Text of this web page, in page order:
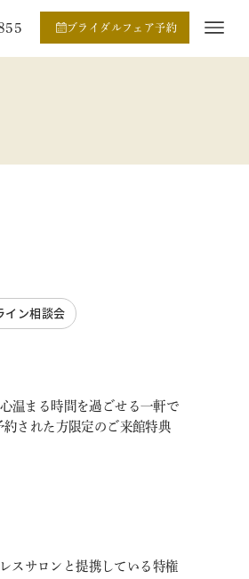
ブライダルフェア予約
イン相談会
温まる時間を過ごせる一軒で
された方限定のご来館特典
スサロンと提携している特権